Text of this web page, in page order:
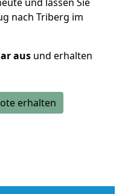
nach Triberg im
aus und erhalten
erhalten